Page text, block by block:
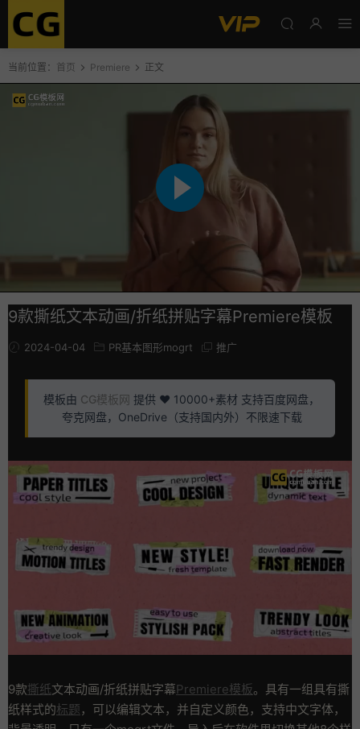
当前位置： 首页 Premiere 正文
9款撕纸文本动画/折纸拼贴字幕Premiere模板
2024-04-04 PR基本图形mogrt 推广
模板由 CG模板网 提供 ❤️ 10000+素材 支持百度网盘，
夸克网盘，OneDrive（支持国内外）不限速下载
9款撕纸文本动画/折纸拼贴字幕Premiere模板。具有一组具有撕
纸样式的标题 ，可以编辑文本，并自定义颜色，支持中文字体，